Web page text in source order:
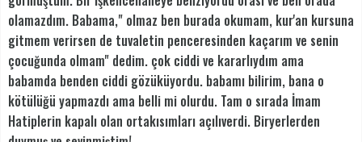
olamazdım. Babama," olmaz ben burada okumam, kur'an kursuna
gitmem verirsen de tuvaletin penceresinden kaçarım ve senin
çocuğunda olmam" dedim. çok ciddi ve kararlıydım ama
babamda benden ciddi gözüküyordu. babamı bilirim, bana o
kötülüğü yapmazdı ama belli mi olurdu. Tam o sırada İmam
Hatiplerin kapalı olan ortakısımları açılıverdi. Biryerlerden